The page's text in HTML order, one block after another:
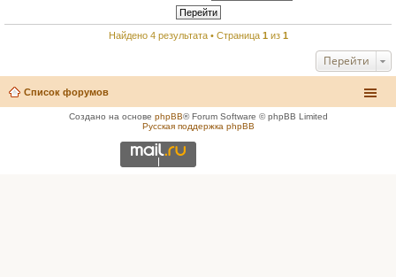
Найдено 4 результата • Страница 1 из 1
Перейти
Список форумов
Создано на основе phpBB® Forum Software © phpBB Limited
Русская поддержка phpBB